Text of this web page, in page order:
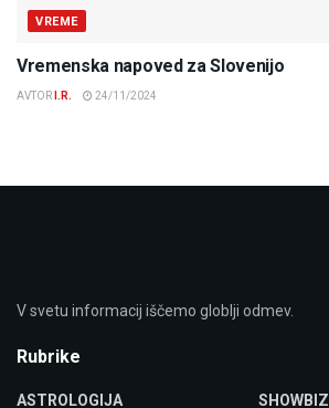
VREME
Vremenska napoved za Slovenijo
AVTOR I.R. 24/11/2024
V svetu informacij iščemo globlji odmev.
Rubrike
ASTROLOGIJA SHOWBIZ